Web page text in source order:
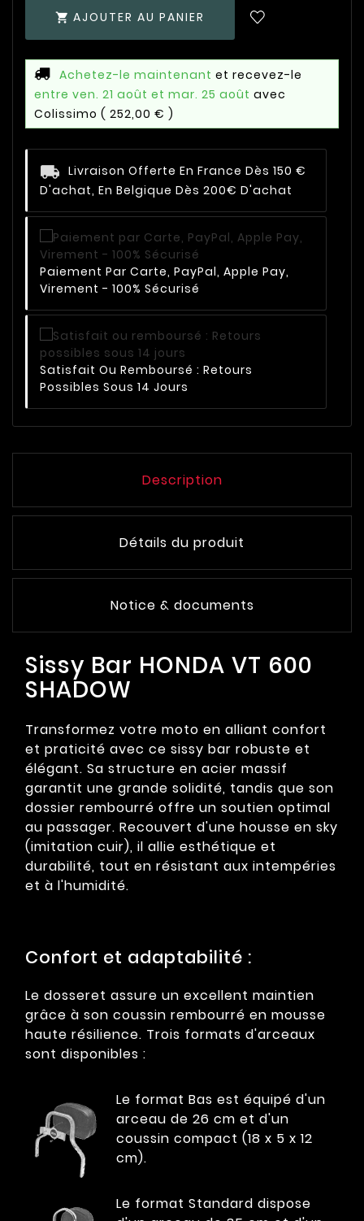
 AJOUTER AU PANIER
Achetez-le maintenant et recevez-le
entre ven. 21 août et mar. 25 août avec
Colissimo ( 252,00 € )
Livraison Offerte En France Dès 150 €
D'achat, En Belgique Dès 200€ D'achat
Paiement Par Carte, PayPal, Apple Pay,
Virement - 100% Sécurisé
Satisfait Ou Remboursé : Retours
Possibles Sous 14 Jours
Description
Détails du produit
Notice & documents
Sissy Bar HONDA VT 600
SHADOW
Transformez votre moto en alliant confort
et praticité avec ce sissy bar robuste et
élégant. Sa structure en acier massif
garantit une grande solidité, tandis que son
dossier rembourré offre un soutien optimal
au passager. Recouvert d'une housse en sky
(imitation cuir), il allie esthétique et
durabilité, tout en résistant aux intempéries
et à l'humidité.
Confort et adaptabilité :
Le dosseret assure un excellent maintien
grâce à son coussin rembourré en mousse
haute résilience. Trois formats d'arceaux
sont disponibles :
Le format Bas est équipé d'un
arceau de 26 cm et d'un
coussin compact (18 x 5 x 12
cm).
Le format Standard dispose